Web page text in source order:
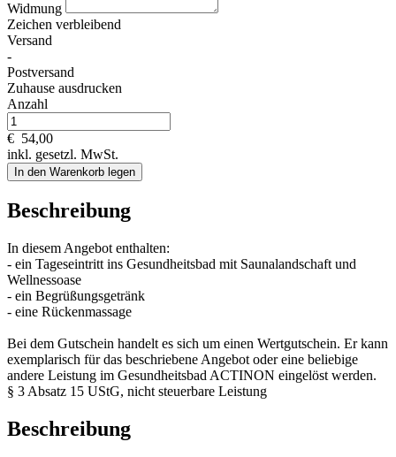
Widmung
Zeichen verbleibend
Versand
-
Postversand
Zuhause ausdrucken
Anzahl
€ 54,00
inkl. gesetzl. MwSt.
In den Warenkorb legen
Beschreibung
In diesem Angebot enthalten:
- ein Tageseintritt ins Gesundheitsbad mit Saunalandschaft und
Wellnessoase
- ein Begrüßungsgetränk
- eine Rückenmassage
Bei dem Gutschein handelt es sich um einen Wertgutschein. Er kann
exemplarisch für das beschriebene Angebot oder eine beliebige
andere Leistung im Gesundheitsbad ACTINON eingelöst werden.
§ 3 Absatz 15 UStG, nicht steuerbare Leistung
Beschreibung